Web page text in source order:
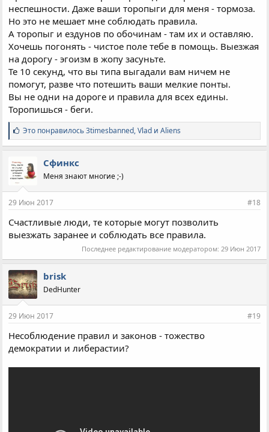
неспешности. Даже ваши торопыги для меня - тормоза.
Но это не мешает мне соблюдать правила.
А торопыг и ездунов по обочинам - там их и оставляю.
Хочешь погонять - чистое поле тебе в помощь. Выезжая
на дорогу - эгоизм в жопу засуньте.
Те 10 секунд, что вы типа выгадали вам ничем не
помогут, разве что потешить ваши мелкие понты.
Вы не одни на дороге и правила для всех едины.
Торопишься - беги.
С
и
м
а
т
и
:
Это понравилось3timesbanned,Vlad иAliens
Сфинкс
Меня знают многие ;-)
29 Июн 2017 #18
Счастливые люди, те которые могут позволить
выезжать заранее и соблюдать все правила.
Последнее редактирование модератором: 29 Июн 2017
brisk
DedHunter
29 Июн 2017 #19
Несоблюдение правил и законов - тожество
демократии и либерастии?